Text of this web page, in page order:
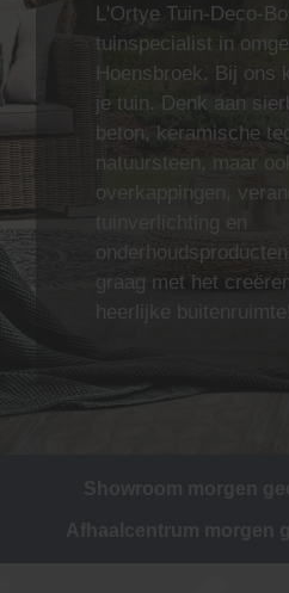
L'Ortye Tuin-Deco-
tuinspecialist in
Hoensbroek. Bij ons
je tuin. Denk aan
beton, keramische
natuursteen, maar
overkappingen,
tuinverlichting en
graag met het
heerlijke buitenruimte!